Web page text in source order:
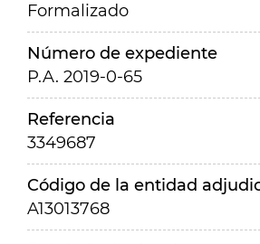
Formalizado
Número de expediente
P.A. 2019-0-65
Referencia
3349687
Código de la entidad
A13013768